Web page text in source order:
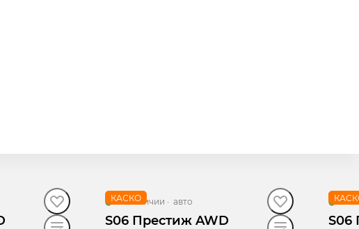
КАСКО
В наличии · авто
S06 Престиж AWD
В
S06